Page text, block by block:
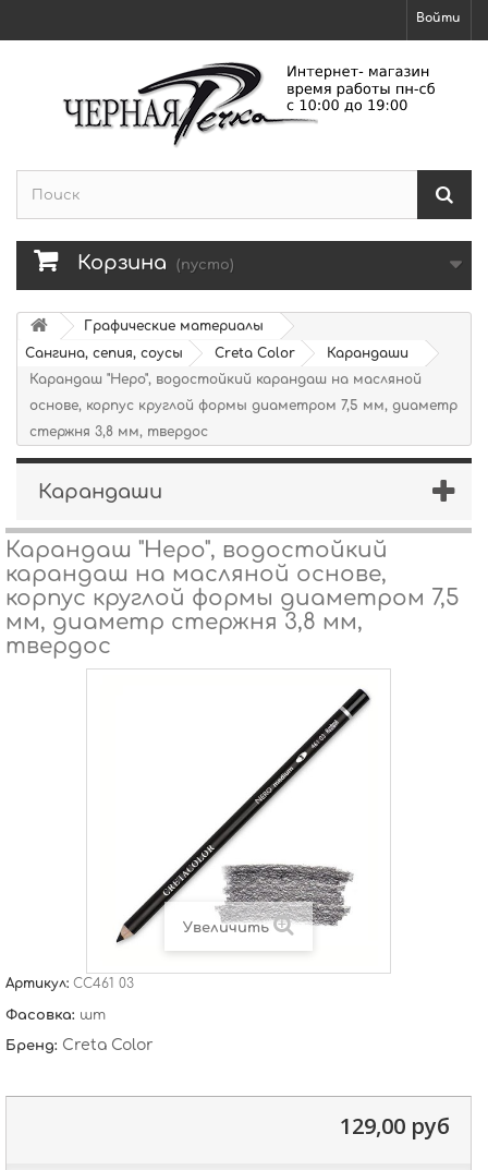
Войти
Корзина (пусто)
Графические материалы
Сангина, сепия, соусы
Creta Color
Карандаши
Карандаш "Неро", водостойкий карандаш на масляной
основе, корпус круглой формы диаметром 7,5 мм, диаметр
стержня 3,8 мм, твердос
Карандаши
Карандаш "Неро", водостойкий
карандаш на масляной основе,
корпус круглой формы диаметром 7,5
мм, диаметр стержня 3,8 мм,
твердос
Увеличить
Артикул: CC461 03
Фасовка: шт
Бренд: Creta Color
129,00 руб